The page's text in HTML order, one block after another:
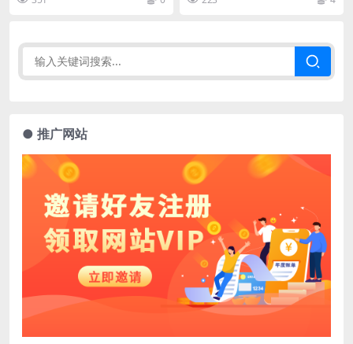
● 推广网站